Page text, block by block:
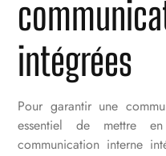
intégrées
Pour garantir une
essentiel de mettre
communication interne